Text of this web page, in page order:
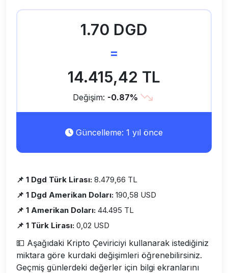
1.70 DGD
=
14.415,42 TL
Değişim: -0.87%
Güncelleme: 1 yıl önce
📌 1 Dgd Türk Lirası: 8.479,66 TL
📌 1 Dgd Amerikan Doları: 190,58 USD
📌 1 Amerikan Doları: 44.495 TL
📌 1 Türk Lirası: 0,02 USD
💵 Aşağıdaki Kripto Çeviriciyi kullanarak istediğiniz
miktara göre kurdaki değişimleri öğrenebilirsiniz.
Geçmiş günlerdeki değerler için bilgi ekranlarını